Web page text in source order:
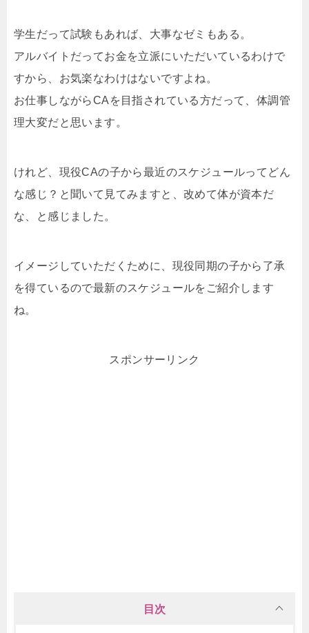
学生だって試験もあれば、大事なゼミもある。
アルバイトだってお金を立派にいただいているわけで
すから、お気楽なわけはないですよね。
お仕事しながらCAを目指されている方だって、体調管
理大変だと思います。
けれど、現役CAの子から最近のスケジュールってどん
な感じ？と聞いて見てみますと、改めて体が資本だ
な、と感じました。
イメージしていただくために、現役同期の子から了承
を得ているので最新のスケジュールをご紹介します
ね。
スポンサーリンク
目次